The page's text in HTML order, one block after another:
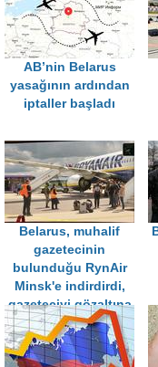
AB’nin Belarus
yasağının ardından
iptaller başladı
Belarus, muhalif
gazetecinin
bulunduğu RynAir
Minsk'e indirdirdi,
gazeteciyi gözaltına
aldı